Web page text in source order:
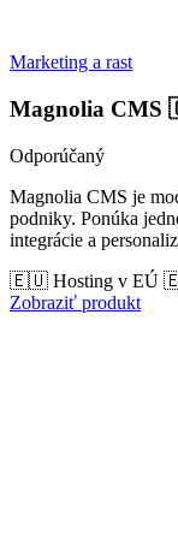
Marketing a rast
Magnolia CMS
Odporúčaný
Magnolia CMS je
podniky. Ponúka
integrácie a
🇪🇺 Hosting v EÚ
Zobraziť produkt